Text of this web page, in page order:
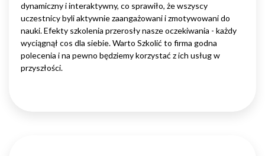
dynamiczny i interaktywny, co sprawiło, że wszyscy
uczestnicy byli aktywnie zaangażowani i zmotywowani do
nauki. Efekty szkolenia przerosły nasze oczekiwania - każdy
wyciągnął cos dla siebie. Warto Szkolić to firma godna
polecenia i na pewno będziemy korzystać z ich usług w
przyszłości.